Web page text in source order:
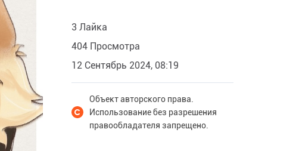
3 Лайка
404 Просмотра
12 Сентябрь 2024, 08:19
Объект авторского права.
Использование без разрешения
правообладателя запрещено.